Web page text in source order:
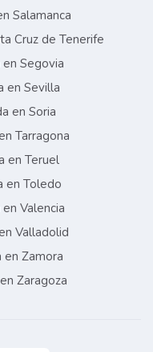
Salamanca
Cruz de Tenerife
Segovia
en Sevilla
en Soria
Tarragona
en Teruel
en Toledo
Valencia
Valladolid
en Zamora
Zaragoza